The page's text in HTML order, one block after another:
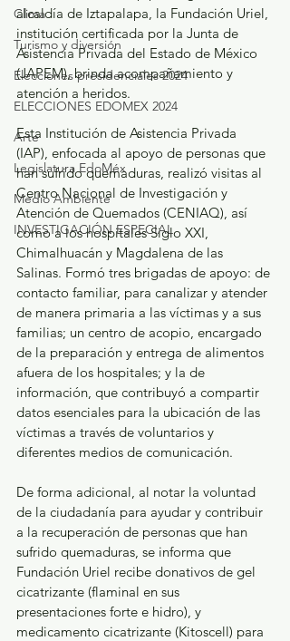
Clima
Turismo y diversión
Elecciones presidenciales 2024
ELECCIONES EDOMEX 2024
Arte
Legislatura EdoMéx
Medio Ambiente
INVESTIGACIÓN ESPECIAL
alcaldía de Iztapalapa, la Fundación Uriel,
institución certificada por la Junta de
Asistencia Privada del Estado de México
(JAPEM), brinda acompañamiento y
atención a heridos.
Esta Institución de Asistencia Privada
(IAP), enfocada al apoyo de personas que
han sufrido quemaduras, realizó visitas al
Centro Nacional de Investigación y
Atención de Quemados (CENIAQ), así
como a los hospitales Siglo XXI,
Chimalhuacán y Magdalena de las
Salinas. Formó tres brigadas de apoyo: de
contacto familiar, para canalizar y atender
de manera primaria a las víctimas y a sus
familias; un centro de acopio, encargado
de la preparación y entrega de alimentos
afuera de los hospitales; y la de
información, que contribuyó a compartir
datos esenciales para la ubicación de las
víctimas a través de voluntarios y
diferentes medios de comunicación.
De forma adicional, al notar la voluntad
de la ciudadanía para ayudar y contribuir
a la recuperación de personas que han
sufrido quemaduras, se informa que
Fundación Uriel recibe donativos de gel
cicatrizante (flaminal en sus
presentaciones forte e hidro), y
medicamento cicatrizante (Kitoscell) para